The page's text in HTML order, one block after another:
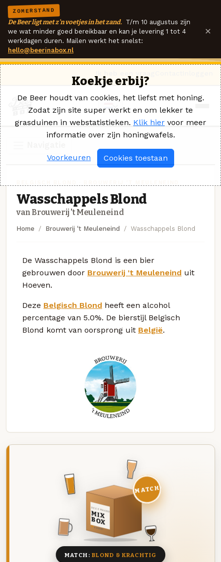
ZOMERSTAND
De Beer ligt met z'n voetjes in het zand. T/m 10 augustus zijn
we wat minder goed bereikbaar en kan je levering 1 tot 4
werkdagen duren. Mailen werkt het snelst:
hello@beerinabox.nl
×
Wasschappels Blond
van Brouwerij 't Meuleneind
Home Brouwerij 't Meuleneind Wasschappels Blond
De Wasschappels Blond is een bier
gebrouwen door Brouwerij 't Meuleneind uit
Hoeven.
Deze Belgisch Blond heeft een alcohol
percentage van 5.0%. De bierstijl Belgisch
Blond komt van oorsprong uit België.
DEZE MAAND
MIX
BOX
8 BIEREN
MATCH
MATCH: BLOND & KRACHTIG
Koekje erbij?
De Beer houdt van cookies, het liefst met honing.
Zodat zijn site super werkt en om lekker te
grasduinen in webstatistieken. Klik hier voor meer
informatie over zijn honingwafels.
Voorkeuren Cookies toestaan